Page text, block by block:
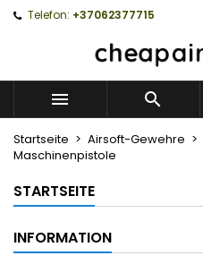
Telefon: +37062377715
 
Startseite Airsoft-Gewehre
Maschinenpistole
STARTSEITE
INFORMATION